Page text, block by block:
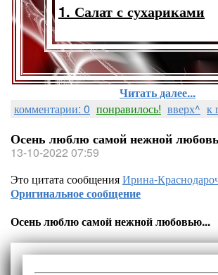
1. Салат с сухариками
Читать далее...
комментарии: 0 понравилось! вверх^ к
Осень люблю самой нежной
13-10-2022 07:59
Это цитата сообщенияИрина-
Оригинальное сообщение
Осень люблю самой нежной любовью...